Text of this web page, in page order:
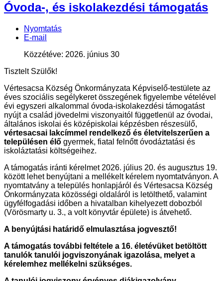
Óvoda-, és iskolakezdési támogatás
Nyomtatás
E-mail
Közzétéve: 2026. június 30
Tisztelt Szülők!
Vértesacsa Község Önkormányzata Képviselő-testülete az
éves szociális segélykeret összegének figyelembe vételével
évi egyszeri alkalommal óvoda-iskolakezdési támogatást
nyújt a család jövedelmi viszonyaitól függetlenül az óvodai,
általános iskolai és középiskolai képzésben részesülő,
vértesacsai lakcímmel rendelkező és életvitelszerűen a
településen élő gyermek, fiatal felnőtt óvodáztatási és
iskoláztatási költségeihez.
A támogatás iránti kérelmet 2026. július 20. és augusztus 19.
között lehet benyújtani a mellékelt kérelem nyomtatványon. A
nyomtatvány a település honlapjáról és Vértesacsa Község
Önkormányzata közösségi oldaláról is letölthető, valamint
ügyfélfogadási időben a hivatalban kihelyezett dobozból
(Vörösmarty u. 3., a volt könyvtár épülete) is átvehető.
A benyújtási határidő elmulasztása jogvesztő!
A támogatás további feltétele a 16. életévüket betöltött
tanulók tanulói jogviszonyának igazolása, melyet a
kérelemhez mellékelni szükséges.